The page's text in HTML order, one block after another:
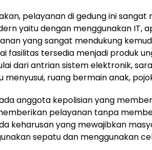
pelayanan di gedung ini
yaitu dengan menggunakan IT,
yang sangat mendukung
fasilitas tersedia menjadi produk
dari antrian sistem elektronik,
menyusui, ruang bermain anak,
anggota kepolisian yang
pelayanan tanpa
keharusan yang mewajibkan
sepatu dan menggunakan